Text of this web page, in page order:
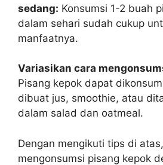
sedang: Konsumsi 1-2 buah
dalam sehari sudah cukup
manfaatnya.
Variasikan cara
Pisang kepok dapat
dibuat jus, smoothie, atau
dalam salad dan oatmeal.
Dengan mengikuti tips di
mengonsumsi pisang kepok